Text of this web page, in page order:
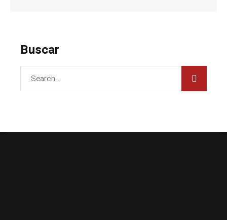
Buscar